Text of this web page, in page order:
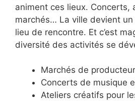
animent ces lieux. Concerts,
marchés… La ville devient
lieu de rencontre. Et c’est
diversité des activités se
Marchés de
Concerts de musique
Ateliers créatifs pour